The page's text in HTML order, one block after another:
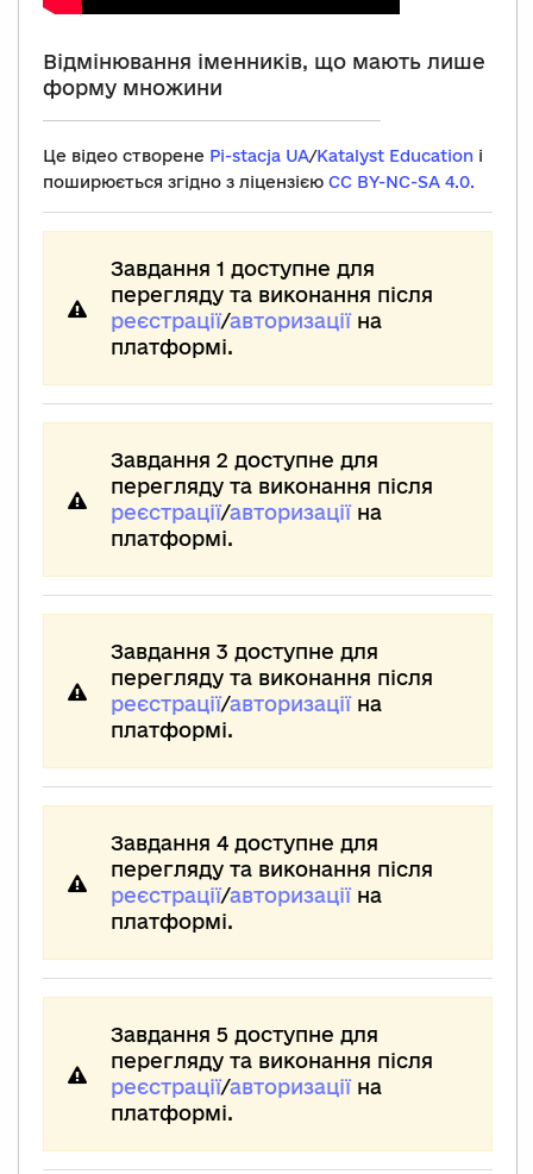
Відмінювання іменників, що мають лише
форму множини
Це відео створене Pi-stacja UA/Katalyst Education і
поширюється згідно з ліцензією CC BY-NC-SA 4.0.
Завдання 1 доступне для
перегляду та виконання після
реєстрації/авторизаціїна
платформі.
Завдання 2 доступне для
перегляду та виконання після
реєстрації/авторизаціїна
платформі.
Завдання 3 доступне для
перегляду та виконання після
реєстрації/авторизаціїна
платформі.
Завдання 4 доступне для
перегляду та виконання після
реєстрації/авторизаціїна
платформі.
Завдання 5 доступне для
перегляду та виконання після
реєстрації/авторизаціїна
платформі.